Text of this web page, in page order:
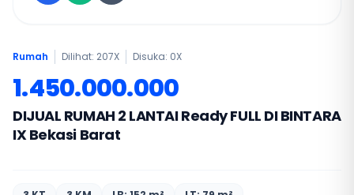
Rumah Dilihat: 207X Disuka: 0X
1.450.000.000
DIJUAL RUMAH 2 LANTAI Ready FULL DI BINTARA
IX Bekasi Barat